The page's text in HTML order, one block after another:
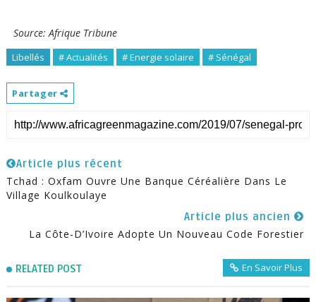
Source: Afrique Tribune
Libellés # Actualités # Energie solaire # Sénégal
Partager
Article plus récent
Tchad : Oxfam Ouvre Une Banque Céréalière Dans Le
Village Koulkoulaye
Article plus ancien
La Côte-D’Ivoire Adopte Un Nouveau Code Forestier
RELATED POST En Savoir Plus